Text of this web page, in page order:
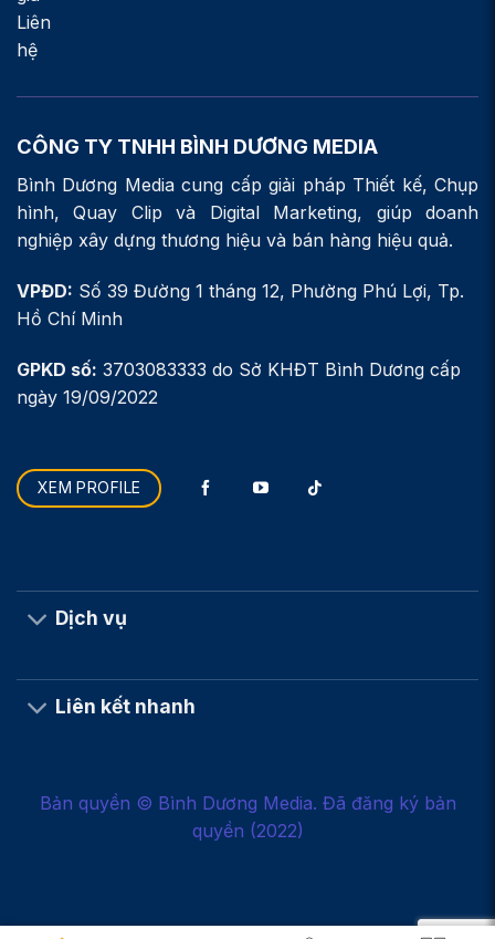
CÔNG TY TNHH BÌNH DƯƠNG MEDIA
Bình Dương Media cung cấp giải pháp Thiết kế, Chụp
hình, Quay Clip và Digital Marketing, giúp doanh
nghiệp xây dựng thương hiệu và bán hàng hiệu quả.
VPĐD: Số 39 Đường 1 tháng 12, Phường Phú Lợi, Tp.
Hồ Chí Minh
GPKD số: 3703083333 do Sở KHĐT Bình Dương cấp
ngày 19/09/2022
XEM PROFILE
Dịch vụ
Liên kết nhanh
Bản quyền © Bình Dương Media. Đã đăng ký bản
quyền (2022)